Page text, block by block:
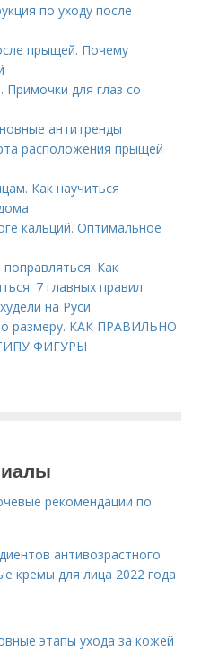
по уходу после
прыщей. Почему
Примочки для глаз со
антитренды
расположения прыщей
Как научиться
кальций. Оптимальное
Как
7 главных правил
на Руси
размеру. КАК ПРАВИЛЬНО
ФИГУРЫ
рекомендации по
антивозрастного
кремы для лица 2022 года
этапы ухода за кожей